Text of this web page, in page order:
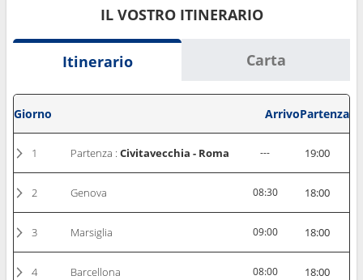
IL VOSTRO ITINERARIO
Itinerario Carta
Giorno ArrivoPartenza
1 Partenza :Civitavecchia - Roma --- 19:00
2 Genova 08:30 18:00
3 Marsiglia 09:00 18:00
4 Barcellona 08:00 18:00